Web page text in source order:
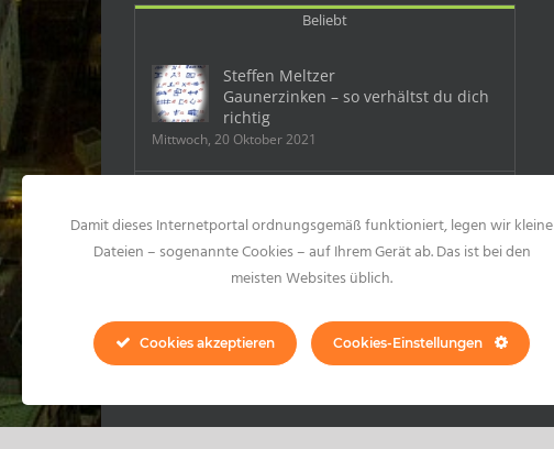
Beliebt
Steffen Meltzer
Gaunerzinken – so verhältst du dich
richtig
Mittwoch, 20 Oktober 2021
dem Chef 500 000 Euro
Samstag, 23 Mai 2015
konkrete Mobbinghandlungen
Montag, 20 Juli 2020
Damit dieses Internetportal ordnungsgemäß funktioniert, legen wir kleine
Dateien – sogenannte Cookies – auf Ihrem Gerät ab. Das ist bei den
meisten Websites üblich.
Cookies akzeptieren Cookies-Einstellungen